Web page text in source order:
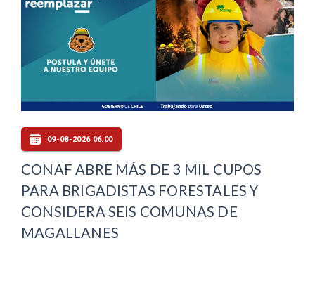
09-08-2026 06:00
CONAF ABRE MÁS DE 3 MIL CUPOS
PARA BRIGADISTAS FORESTALES Y
CONSIDERA SEIS COMUNAS DE
MAGALLANES